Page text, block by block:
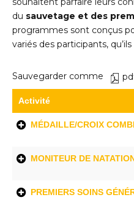
du sauvetage et des
programmes sont conçus
variés des participants,
Sauvegarder comme
Activité
MÉDAILLE/CROIX
MONITEUR DE
PREMIERS SOINS